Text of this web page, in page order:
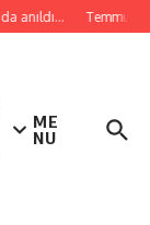
anıldı… Temmuz
ME
NU